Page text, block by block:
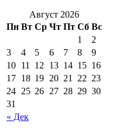
Август 2026
Пн Вт Ср Чт Пт Сб Вс
« Дек
1
2
3
4 5 6 7 8
9
10 11 12 13 14 15 16
17 18 19 20 21 22 23
24 25 26 27 28 29 30
31